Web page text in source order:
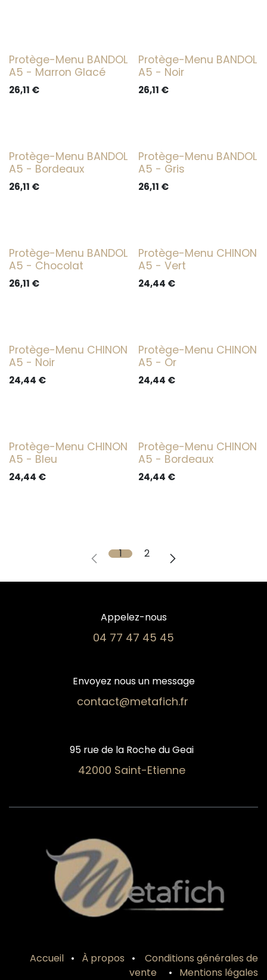
Protège-Menu BANDOL
A5 - Marron Glacé
26,11 €
Protège-Menu BANDOL
A5 - Noir
26,11 €
Protège-Menu BANDOL
A5 - Bordeaux
26,11 €
Protège-Menu BANDOL
A5 - Gris
26,11 €
Protège-Menu BANDOL
A5 - Chocolat
26,11 €
Protège-Menu CHINON
A5 - Vert
24,44 €
Protège-Menu CHINON
A5 - Noir
24,44 €
Protège-Menu CHINON
A5 - Or
24,44 €
Protège-Menu CHINON
A5 - Bleu
24,44 €
Protège-Menu CHINON
A5 - Bordeaux
24,44 €
1 2
Appelez-nous
04 77 47 45 45​
Envoyez nous un message
contact@metafich.fr
95 rue de la Roche du Geai
42000 Saint-Etienne
Accueil • À propos •
Conditions générales de
vente
• Mentions légales